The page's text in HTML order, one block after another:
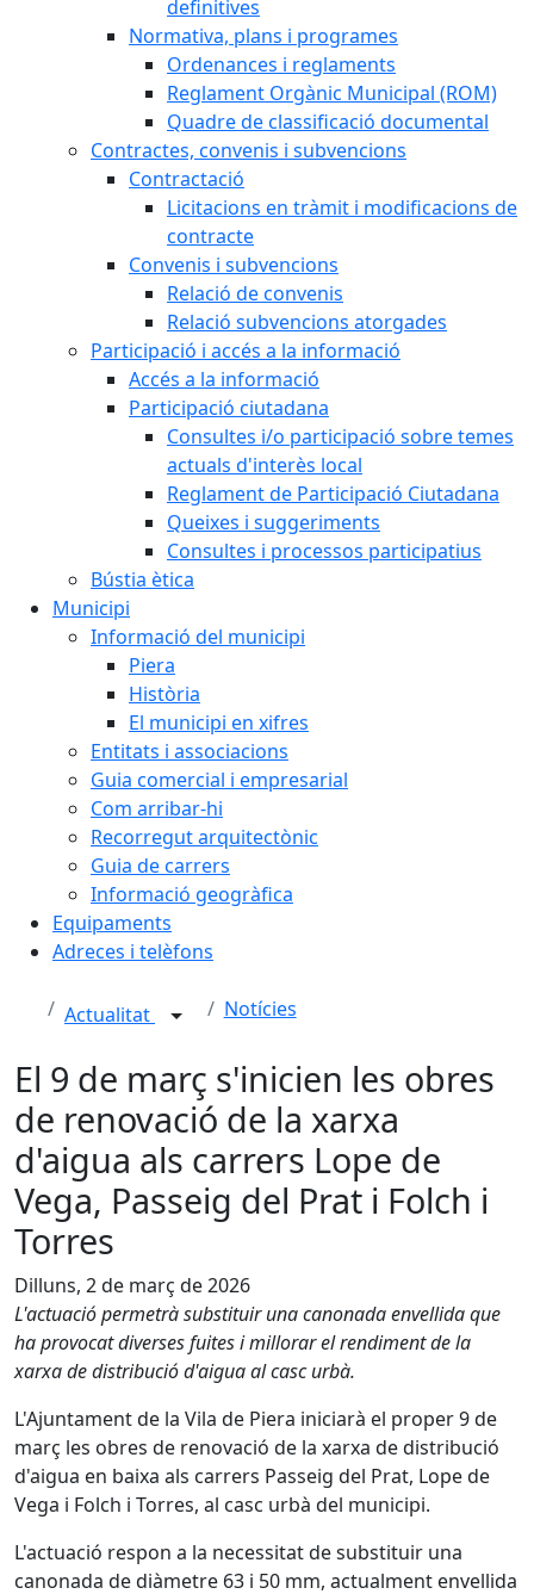
definitives
Normativa, plans i programes
Ordenances i reglaments
Reglament Orgànic Municipal (ROM)
Quadre de classificació documental
Contractes, convenis i subvencions
Contractació
Licitacions en tràmit i modificacions de
contracte
Convenis i subvencions
Relació de convenis
Relació subvencions atorgades
Participació i accés a la informació
Accés a la informació
Participació ciutadana
Consultes i/o participació sobre temes
actuals d'interès local
Reglament de Participació Ciutadana
Queixes i suggeriments
Consultes i processos participatius
Bústia ètica
Municipi
Informació del municipi
Piera
Història
El municipi en xifres
Entitats i associacions
Guia comercial i empresarial
Com arribar-hi
Recorregut arquitectònic
Guia de carrers
Informació geogràfica
Equipaments
Adreces i telèfons
Actualitat Notícies
El 9 de març s'inicien les obres
de renovació de la xarxa
d'aigua als carrers Lope de
Vega, Passeig del Prat i Folch i
Torres
Dilluns, 2 de març de 2026
L'actuació permetrà substituir una canonada envellida que
ha provocat diverses fuites i millorar el rendiment de la
xarxa de distribució d'aigua al casc urbà.
L'Ajuntament de la Vila de Piera iniciarà el proper 9 de
març les obres de renovació de la xarxa de distribució
d'aigua en baixa als carrers Passeig del Prat, Lope de
Vega i Folch i Torres, al casc urbà del municipi.
L'actuació respon a la necessitat de substituir una
canonada de diàmetre 63 i 50 mm, actualment envellida